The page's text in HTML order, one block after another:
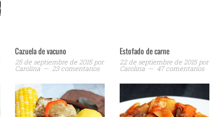
Cazuela de vacuno
25 de septiembre de 2015por
Carolina 23 comentarios
Estofado de carne
22 de septiembre de 2015por
Carolina 47 comentarios